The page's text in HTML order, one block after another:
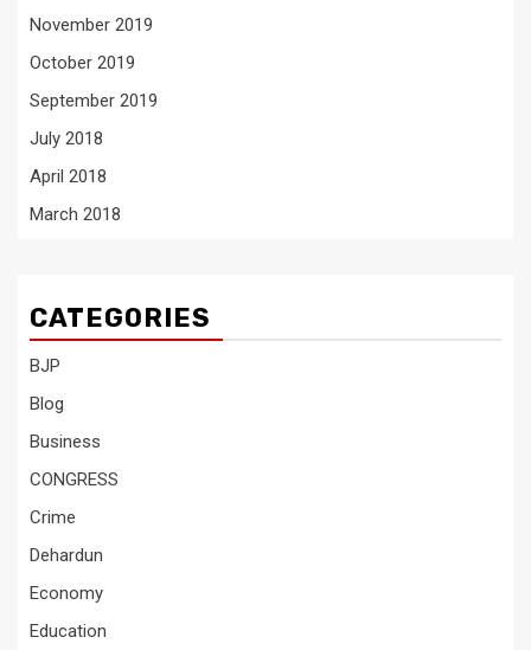
November 2019
October 2019
September 2019
July 2018
April 2018
March 2018
CATEGORIES
BJP
Blog
Business
CONGRESS
Crime
Dehardun
Economy
Education